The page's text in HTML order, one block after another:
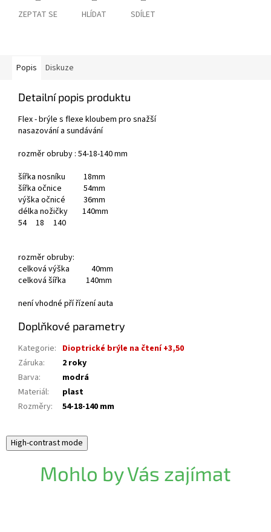
ZEPTAT SE HLÍDAT SDÍLET
Popis Diskuze
Detailní popis produktu
Flex - brýle s flexe kloubem pro snažší
nasazování a sundávání
rozměr obruby : 54-18-140 mm
šířka nosníku 18mm
šířka očnice 54mm
výška očnicé 36mm
délka nožičky 140mm
54 18 140
rozměr obruby:
celková výška 40mm
celková šířka 140mm
není vhodné pří řízení auta
Doplňkové parametry
Kategorie: Dioptrické brýle na čtení +3,50
Záruka:
2 roky
Barva:
modrá
Materiál:
plast
Rozměry: 54-18-140 mm
High-contrast mode
Mohlo by Vás zajímat